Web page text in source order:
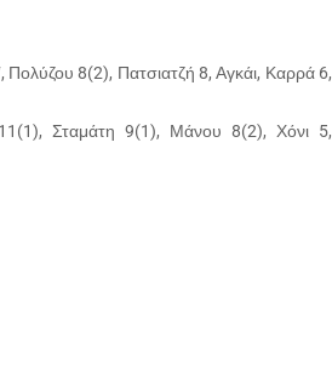
8(2), Πατσιατζή 8, Αγκάι, Καρρά 6,
Σταμάτη 9(1), Μάνου 8(2), Χόνι 5,